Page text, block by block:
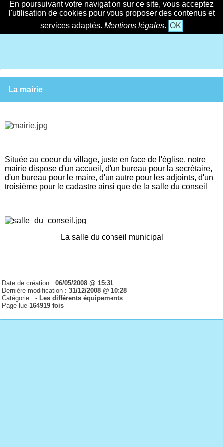
En poursuivant votre navigation sur ce site, vous acceptez
l'utilisation de cookies pour vous proposer des contenus et
services adaptés. Mentions légales. OK
La mairie
Située au coeur du village, juste en face de l'église, notre
mairie dispose d'un accueil, d'un bureau pour la secrétaire,
d'un bureau pour le maire, d'un autre pour les adjoints, d'un
troisième pour le cadastre ainsi que de la salle du conseil
La salle du conseil municipal
Date de création :06/05/2008 @ 15:31
Dernière modification :31/12/2008 @ 10:28
Catégorie :- Les différents équipements
Page lue164919 fois